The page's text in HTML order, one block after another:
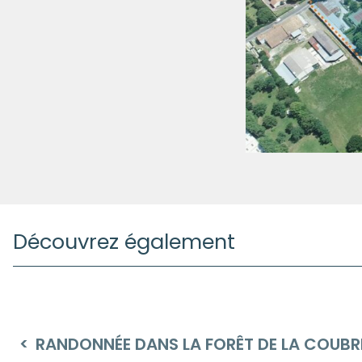
Découvrez également
RANDONNÉE DANS LA FORÊT DE LA